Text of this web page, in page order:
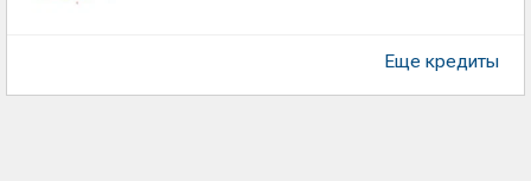
Еще кредиты